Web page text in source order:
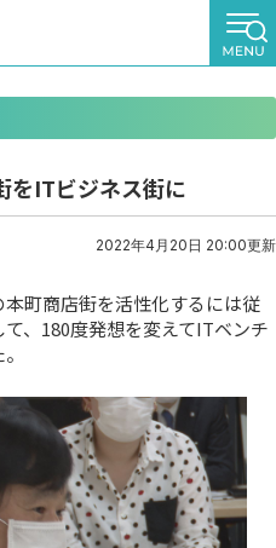
をITビジネス街に
2022年4月20日 20:00更新
町商店街を活性化するには従
、180度発想を変えてITベンチ